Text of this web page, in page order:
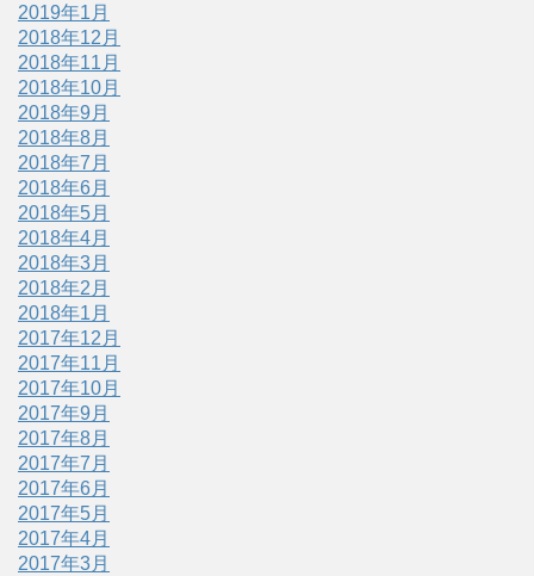
2019年1月
2018年12月
2018年11月
2018年10月
2018年9月
2018年8月
2018年7月
2018年6月
2018年5月
2018年4月
2018年3月
2018年2月
2018年1月
2017年12月
2017年11月
2017年10月
2017年9月
2017年8月
2017年7月
2017年6月
2017年5月
2017年4月
2017年3月